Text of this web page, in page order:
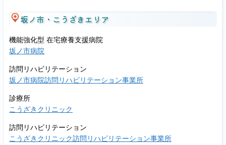
坂ノ市・こうざきエリア
機能強化型 在宅療養支援病院
坂ノ市病院
訪問リハビリテーション
坂ノ市病院訪問リハビリテーション事業所
診療所
こうざきクリニック
訪問リハビリテーション
こうざきクリニック訪問リハビリテーション事業所